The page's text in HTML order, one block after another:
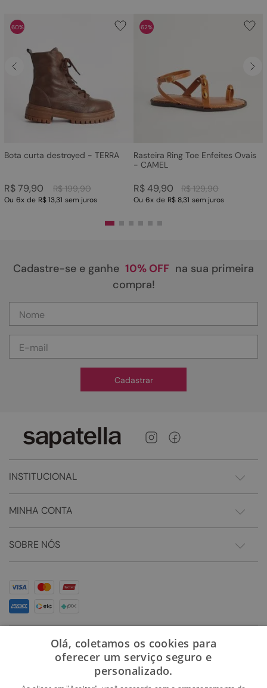
60%
Bota curta destroyed - TERRA
R$ 199,90
R$79,90
Ou 6x de R$ 13,31 sem juros
62%
Rasteira Ring Toe Enfeites Ovais
- CAMEL
R$ 129,90
R$49,90
Ou 6x de R$ 8,31 sem juros
Cadastre-se e ganhe 10% OFF na sua primeira
compra!
Cadastrar
INSTITUCIONAL
MINHA CONTA
SOBRE NÓS
Olá, coletamos os cookies para
oferecer um serviço seguro e
personalizado.